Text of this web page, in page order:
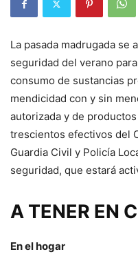
La pasada madrugada
seguridad del verano
consumo de sustancias
mendicidad con y sin
autorizada y de
trescientos efectivos del
Guardia Civil y Policía
seguridad, que estará
A TENER EN
En el hogar